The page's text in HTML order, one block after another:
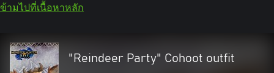
ข้ามไปที่เนื้อหาหลัก
"Reindeer Party" Cohoot outfit